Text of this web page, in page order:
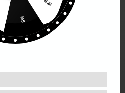
%20
%5